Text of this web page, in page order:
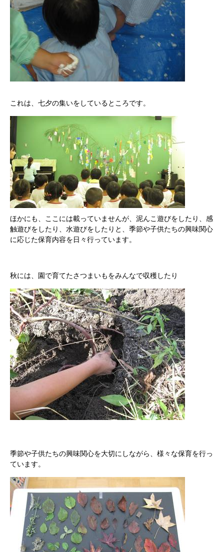
これは、七夕の集いをしているところです。
ほかにも、ここには載っていませんが、泥んこ遊びをしたり、感
触遊びをしたり、水遊びをしたりと、季節や子供たちの興味関心
に応じた保育内容を日々行っています。
秋には、園で育てたさつまいもをみんなで収穫したり
季節や子供たちの興味関心を大切にしながら、様々な保育を行っ
ています。